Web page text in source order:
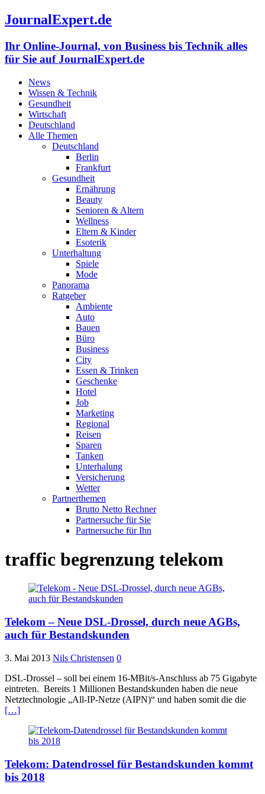
JournalExpert.de
Ihr Online-Journal, von Business bis Technik alles
für Sie auf JournalExpert.de
News
Wissen & Technik
Gesundheit
Wirtschaft
Deutschland
Alle Themen
Deutschland
Berlin
Frankfurt
Gesundheit
Ernährung
Beauty
Senioren & Altern
Wellness
Eltern & Kinder
Esoterik
Unterhaltung
Spiele
Mode
Panorama
Ratgeber
Ambiente
Auto
Bauen
Büro
Business
City
Essen & Trinken
Geschenke
Hotel
Job
Marketing
Regional
Reisen
Sparen
Tanken
Unterhalung
Versicherung
Wetter
Partnerthemen
Brutto Netto Rechner
Partnersuche für Sie
Partnersuche für Ihn
traffic begrenzung telekom
Telekom – Neue DSL-Drossel, durch neue AGBs,
auch für Bestandskunden
3. Mai 2013 Nils Christensen 0
DSL-Drossel – soll bei einem 16-MBit/s-Anschluss ab 75 Gigabyte
eintreten. Bereits 1 Millionen Bestandskunden haben die neue
Netztechnologie „All-IP-Netze (AIPN)“ und haben somit die die
[…]
Telekom: Datendrossel für Bestandskunden kommt
bis 2018